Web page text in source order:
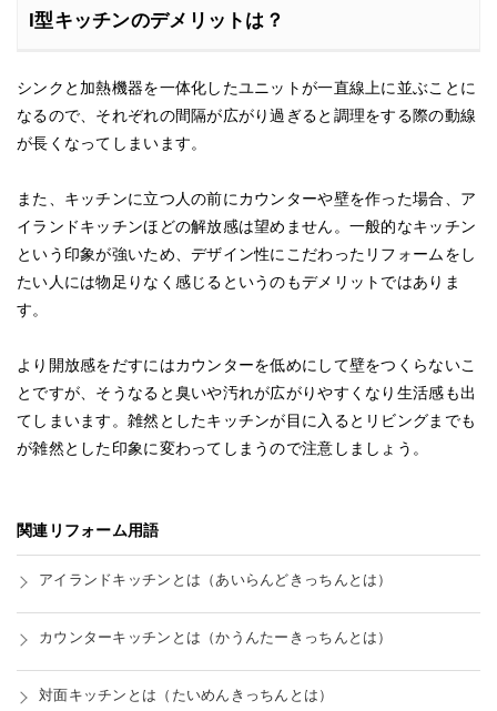
I型キッチンのデメリットは？
シンクと加熱機器を一体化したユニットが一直線上に並ぶことに
なるので、それぞれの間隔が広がり過ぎると調理をする際の動線
が長くなってしまいます。
また、キッチンに立つ人の前にカウンターや壁を作った場合、ア
イランドキッチンほどの解放感は望めません。一般的なキッチン
という印象が強いため、デザイン性にこだわったリフォームをし
たい人には物足りなく感じるというのもデメリットではありま
す。
より開放感をだすにはカウンターを低めにして壁をつくらないこ
とですが、そうなると臭いや汚れが広がりやすくなり生活感も出
てしまいます。雑然としたキッチンが目に入るとリビングまでも
が雑然とした印象に変わってしまうので注意しましょう。
関連リフォーム用語
アイランドキッチンとは （あいらんどきっちんとは）
カウンターキッチンとは （かうんたーきっちんとは）
対面キッチンとは （たいめんきっちんとは）